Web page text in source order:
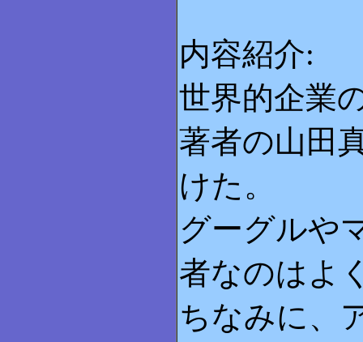
内容紹介:
世界的企業
著者の山田
けた。
グーグルや
者なのはよ
ちなみに、